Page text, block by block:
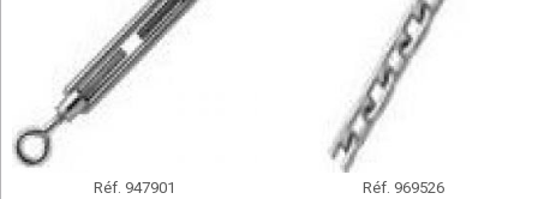
Réf. 947901 Réf. 969526